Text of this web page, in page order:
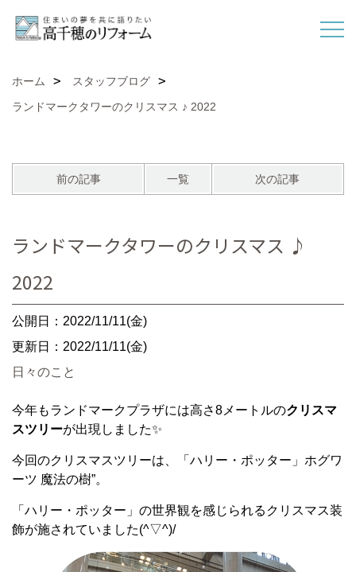
ホーム
スタッフブログ
ランドマークタワーのクリスマス ♪ 2022
前の記事 一覧 次の記事
ランドマークタワーのクリスマス ♪
2022
公開日：2022/11/11(金)
更新日：2022/11/11(金)
日々のこと
今年もランドマークプラザには高さ8メートルのクリスマ
スツリーが出現しました✨
今回のクリスマスツリーは、「ハリー・ポッター」ホグワ
ーツ 魔法の樹”。
「ハリー・ポッター」の世界観を感じられるクリスマス装
飾が施されていました(^▽^)/